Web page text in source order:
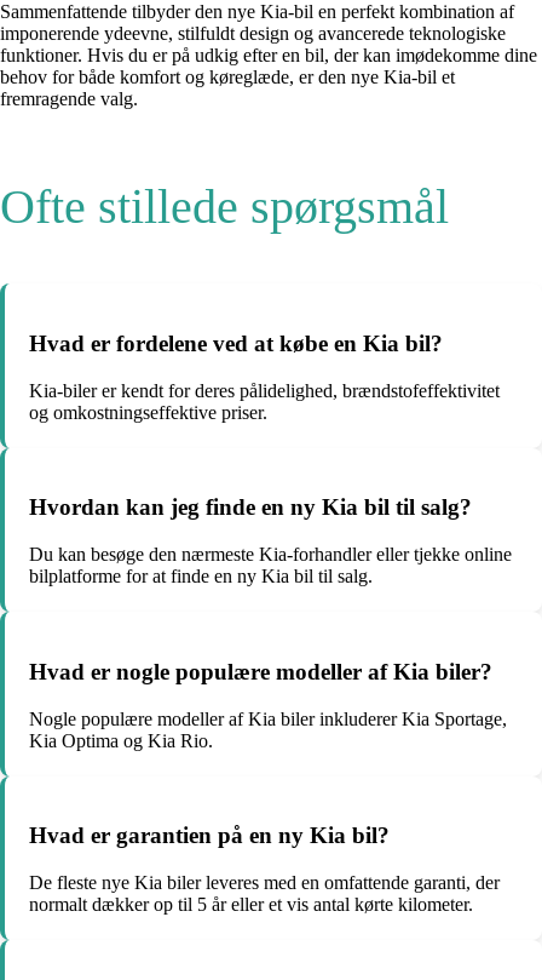
Sammenfattende tilbyder den nye Kia-bil en perfekt kombination af
imponerende ydeevne, stilfuldt design og avancerede teknologiske
funktioner. Hvis du er på udkig efter en bil, der kan imødekomme dine
behov for både komfort og køreglæde, er den nye Kia-bil et
fremragende valg.
Ofte stillede spørgsmål
Hvad er fordelene ved at købe en Kia bil?
Kia-biler er kendt for deres pålidelighed, brændstofeffektivitet
og omkostningseffektive priser.
Hvordan kan jeg finde en ny Kia bil til salg?
Du kan besøge den nærmeste Kia-forhandler eller tjekke online
bilplatforme for at finde en ny Kia bil til salg.
Hvad er nogle populære modeller af Kia biler?
Nogle populære modeller af Kia biler inkluderer Kia Sportage,
Kia Optima og Kia Rio.
Hvad er garantien på en ny Kia bil?
De fleste nye Kia biler leveres med en omfattende garanti, der
normalt dækker op til 5 år eller et vis antal kørte kilometer.